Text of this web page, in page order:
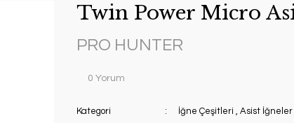
Twin Power Micro
PRO HUNTER
0 Yorum
Kategori İğne Çeşitleri , Asist İğneler